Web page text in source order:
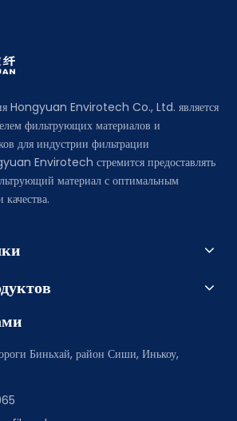
Hongyuan Envirotech Co., Ltd. является
фильтрующих материалов и
для индустрии фильтрации
Envirotech стремится предоставлять
материал с оптимальным
Биньхай, район Сиши, Инькоу,